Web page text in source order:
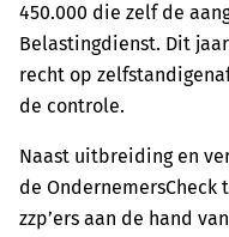
450.000 die zelf de
Belastingdienst. Dit
recht op
de controle.
Naast uitbreiding en
de OndernemersCheck
zzp’ers aan de hand